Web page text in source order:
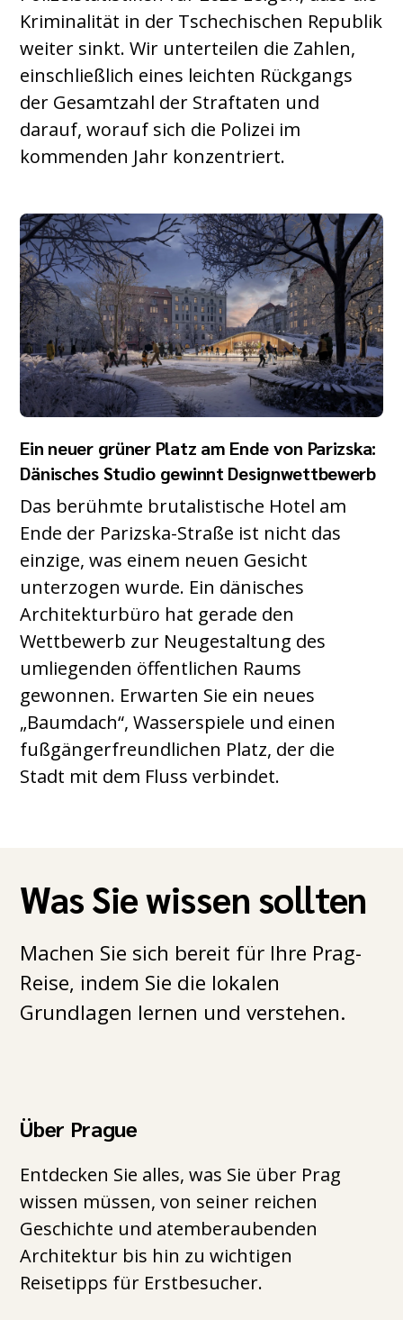
Kriminalität in der Tschechischen Republik
weiter sinkt. Wir unterteilen die Zahlen,
einschließlich eines leichten Rückgangs
der Gesamtzahl der Straftaten und
darauf, worauf sich die Polizei im
kommenden Jahr konzentriert.
Ein neuer grüner Platz am Ende von Parizska:
Dänisches Studio gewinnt Designwettbewerb
Das berühmte brutalistische Hotel am
Ende der Parizska-Straße ist nicht das
einzige, was einem neuen Gesicht
unterzogen wurde. Ein dänisches
Architekturbüro hat gerade den
Wettbewerb zur Neugestaltung des
umliegenden öffentlichen Raums
gewonnen. Erwarten Sie ein neues
„Baumdach“, Wasserspiele und einen
fußgängerfreundlichen Platz, der die
Stadt mit dem Fluss verbindet.
Was Sie wissen sollten
Machen Sie sich bereit für Ihre Prag-
Reise, indem Sie die lokalen
Grundlagen lernen und verstehen.
Über Prague
Entdecken Sie alles, was Sie über Prag
wissen müssen, von seiner reichen
Geschichte und atemberaubenden
Architektur bis hin zu wichtigen
Reisetipps für Erstbesucher.